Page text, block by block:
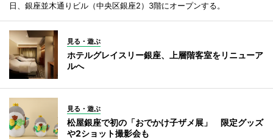
日、銀座並木通りビル（中央区銀座2）3階にオープンする。
見る・遊ぶ
ホテルグレイスリー銀座、上層階客室をリニューア
ルへ
見る・遊ぶ
松屋銀座で初の「おでかけ子ザメ展」 限定グッズ
や2ショット撮影会も